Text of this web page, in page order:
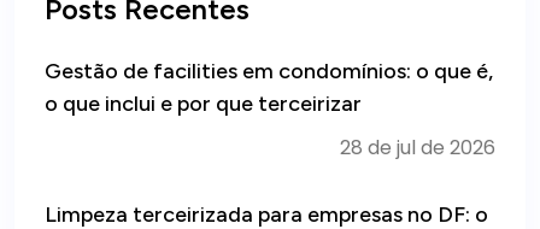
Posts Recentes
Gestão de facilities em condomínios: o que é,
o que inclui e por que terceirizar
28 de jul de 2026
Limpeza terceirizada para empresas no DF: o